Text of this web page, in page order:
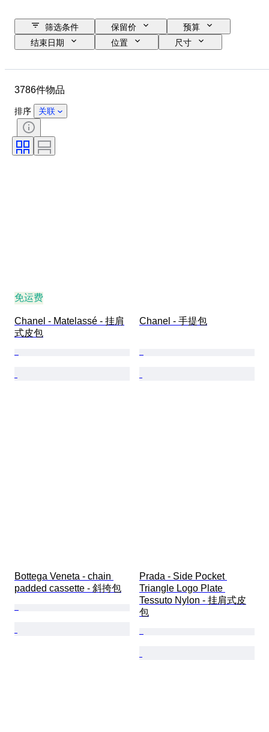
筛选条件 保留价
预算
结束日期
位置
尺寸
状态
带配件
物品尺寸
3786件物品
排序 关联
免运费
Chanel - Matelassé - 挂肩
式皮包
Chanel - 手提包
Bottega Veneta - chain
padded cassette - 斜挎包
Prada - Side Pocket
Triangle Logo Plate
Tessuto Nylon - 挂肩式皮
包